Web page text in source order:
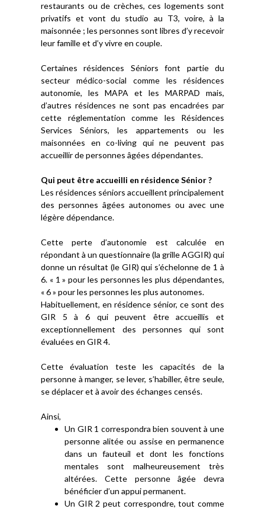
restaurants ou de crèches, ces logements sont
privatifs et vont du studio au T3, voire, à la
maisonnée ; les personnes sont libres d’y recevoir
leur famille et d’y vivre en couple.
Certaines résidences Séniors font partie du
secteur médico-social comme les résidences
autonomie, les MAPA et les MARPAD mais,
d’autres résidences ne sont pas encadrées par
cette réglementation comme les Résidences
Services Séniors, les appartements ou les
maisonnées en co-living qui ne peuvent pas
accueillir de personnes âgées dépendantes.
Qui peut être accueilli en résidence Sénior ?
Les résidences séniors accueillent principalement
des personnes âgées autonomes ou avec une
légère dépendance.
Cette perte d’autonomie est calculée en
répondant à un questionnaire (la grille AGGIR) qui
donne un résultat (le GIR) qui s’échelonne de 1 à
6. « 1 » pour les personnes les plus dépendantes,
« 6 » pour les personnes les plus autonomes.
Habituellement, en résidence sénior, ce sont des
GIR 5 à 6 qui peuvent être accueillis et
exceptionnellement des personnes qui sont
évaluées en GIR 4.
Cette évaluation teste les capacités de la
personne à manger, se lever, s’habiller, être seule,
se déplacer et à avoir des échanges censés.
Ainsi,
Un GIR 1 correspondra bien souvent à une
personne alitée ou assise en permanence
dans un fauteuil et dont les fonctions
mentales sont malheureusement très
altérées. Cette personne âgée devra
bénéficier d’un appui permanent.
Un GIR 2 peut correspondre, tout comme